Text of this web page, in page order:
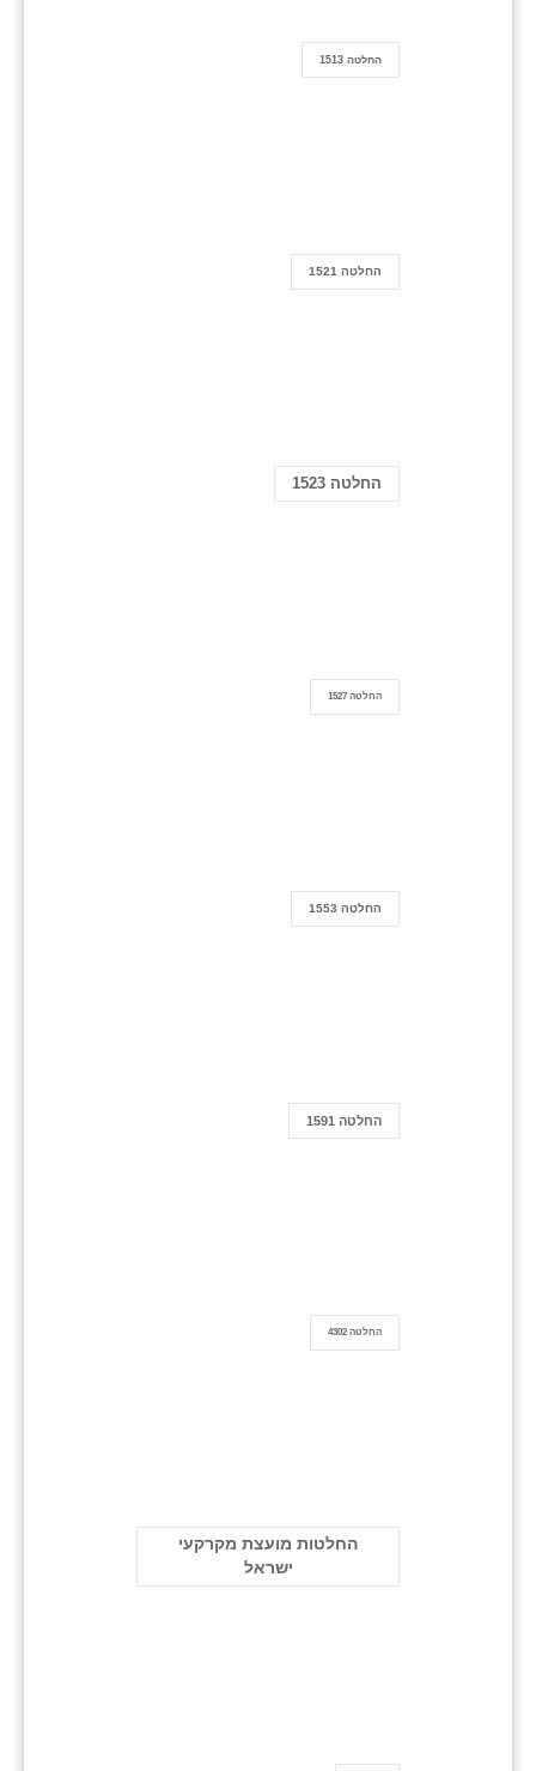
החלטה 1513
החלטה 1521
החלטה 1523
החלטה 1527
החלטה 1553
החלטה 1591
החלטה 4302
החלטות מועצת מקרקעי
ישראל